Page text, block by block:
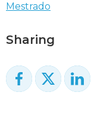
Mestrado
Sharing